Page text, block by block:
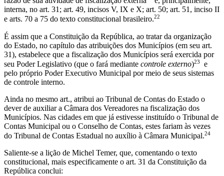
interna, no art. 31; art. 49, incisos V, IX e X; art. 50; art. 51, inciso II
e arts. 70 a 75 do texto constitucional brasileiro.22
É assim que a Constituição da República, ao tratar da organização
do Estado, no capítulo das atribuições dos Municípios (em seu art.
31), estabelece que a fiscalização dos Municípios será exercida por
seu Poder Legislativo (que o fará mediante controle externo)23
e
pelo próprio Poder Executivo Municipal por meio de seus sistemas
de controle interno.
Ainda no mesmo art., atribui ao Tribunal de Contas do Estado o
dever de auxiliar a Câmara dos Vereadores na fiscalização dos
Municípios. Nas cidades em que já estivesse instituído o Tribunal de
Contas Municipal ou o Conselho de Contas, estes fariam às vezes
do Tribunal de Contas Estadual no auxílio à Câmara Municipal.24
Saliente-se a lição de Michel Temer, que, comentando o texto
constitucional, mais especificamente o art. 31 da Constituição da
República conclui: